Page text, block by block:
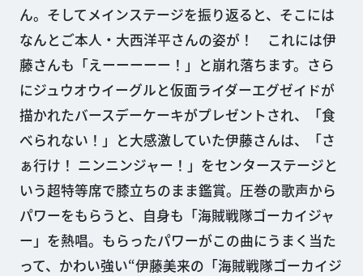
ん。そしてメインステージを振り返ると、そこには
なんとご本人・大西洋平さんの姿が！ これには伊
藤さんも「えーーーーー！」と崩れ落ちます。さら
にジュウオウイーグルと仮面ライダーエグゼイドが
描かれたバースデーケーキがプレゼントされ、「食
べられない！」と大感激していた伊藤さんは、「さ
ぁ行け！ ニンニンジャー！」をセンターステージと
いう超特等席で膝立ちのまま鑑賞。圧巻の歌声から
パワーをもらうと、自身も「海賊戦隊ゴーカイジャ
ー」を熱唱。もらったパワーがこの曲にうまく当た
って、かわい強い“伊藤美来の「海賊戦隊ゴーカイジ